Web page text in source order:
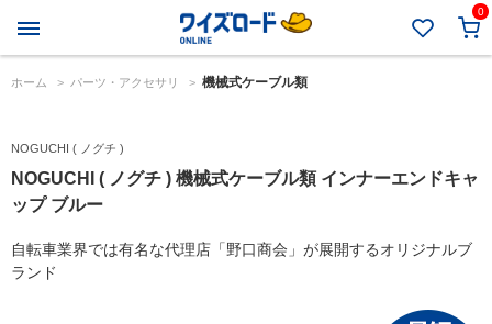
0
ホーム > パーツ・アクセサリ > 機械式ケーブル類
NOGUCHI ( ノグチ )
NOGUCHI ( ノグチ ) 機械式ケーブル類 インナーエンドキャ
ップ ブルー
自転車業界では有名な代理店「野口商会」が展開するオリジナルブ
ランド